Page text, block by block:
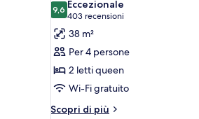
le
foto
per
Fairmont
Room,
2
Queen
9,69,6 su 10
Eccezionale
403 recensioni
(403
recensioni)
38 m²
Per 4 persone
2 letti queen
Wi-Fi gratuito
Scopri di più
Altri